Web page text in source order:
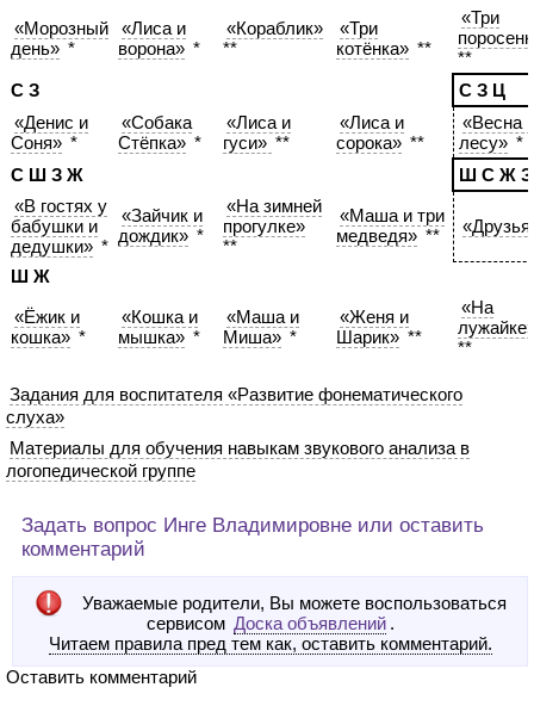
«Морозный
день» *
«Лиса и
ворона» *
«Кораблик»
**
«Три
котёнка» **
«Три
**
С З
С З Ц
«Денис и
Соня» *
«Собака
Стёпка» *
«Лиса и
гуси» **
«Лиса и
сорока» **
«Весна
лесу» *
С Ш З Ж
Ш С Ж З
«В гостях у
бабушки и
дедушки» *
«Зайчик и
дождик» *
«На зимней
прогулке»
**
«Маша и три
медведя» **
Ш Ж
«Ёжик и
кошка» *
«Кошка и
мышка» *
«Маша и
Миша» *
«Женя и
Шарик» **
«На
**
Задания для воспитателя «Развитие фонематического
слуха»
Материалы для обучения навыкам звукового анализа в
логопедической группе
Задать вопрос Инге Владимировне или оставить
комментарий
Уважаемые родители, Вы можете воспользоваться
сервисом Доска объявлений .
Читаем правила пред тем как, оставить комментарий.
Оставить комментарий